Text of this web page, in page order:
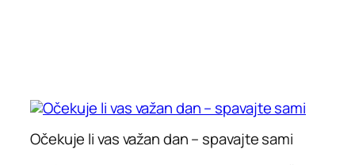
Očekuje li vas važan dan – spavajte sami